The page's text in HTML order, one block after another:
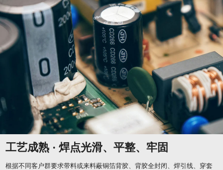
工艺成熟 · 焊点光滑、平整、牢固
根据不同客户群要求带料或来料蔽铜箔背胶、背胶全封闭、焊引线、穿套